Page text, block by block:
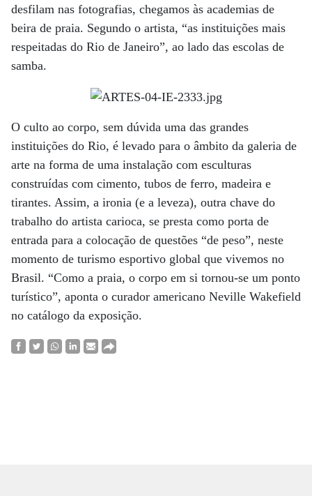
desfilam nas fotografias, chegamos às academias de
beira de praia. Segundo o artista, “as instituições mais
respeitadas do Rio de Janeiro”, ao lado das escolas de
samba.
O culto ao corpo, sem dúvida uma das grandes
instituições do Rio, é levado para o âmbito da galeria de
arte na forma de uma instalação com esculturas
construídas com cimento, tubos de ferro, madeira e
tirantes. Assim, a ironia (e a leveza), outra chave do
trabalho do artista carioca, se presta como porta de
entrada para a colocação de questões “de peso”, neste
momento de turismo esportivo global que vivemos no
Brasil. “Como a praia, o corpo em si tornou-se um ponto
turístico”, aponta o curador americano Neville Wakefield
no catálogo da exposição.